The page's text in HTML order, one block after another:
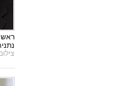
ראש